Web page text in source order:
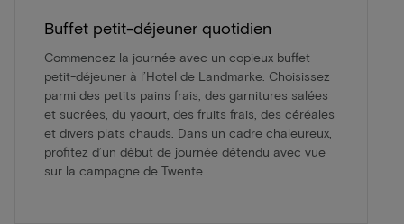
Buffet petit-déjeuner quotidien
Commencez la journée avec un copieux buffet
petit-déjeuner à l’Hotel de Landmarke. Choisissez
parmi des petits pains frais, des garnitures salées
et sucrées, du yaourt, des fruits frais, des céréales
et divers plats chauds. Dans un cadre chaleureux,
profitez d’un début de journée détendu avec vue
sur la campagne de Twente.